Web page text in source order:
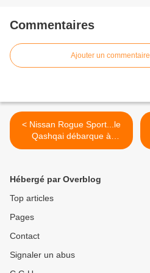
Commentaires
Ajouter un commentaire
< Nissan Rogue Sport...le
Qashqai débarque à
Détroit!
Hébergé par Overblog
Top articles
Pages
Contact
Signaler un abus